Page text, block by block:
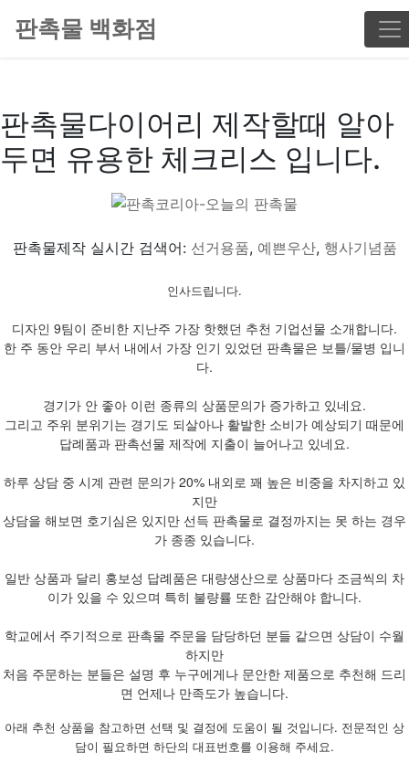
판촉물 백화점
판촉물다이어리 제작할때 알아
두면 유용한 체크리스 입니다.
판촉물제작 실시간 검색어: 선거용품, 예쁜우산, 행사기념품
인사드립니다.
디자인 9팀이 준비한 지난주 가장 핫했던 추천 기업선물 소개합니다.
한 주 동안 우리 부서 내에서 가장 인기 있었던 판촉물은 보틀/물병 입니
다.
경기가 안 좋아 이런 종류의 상품문의가 증가하고 있네요.
그리고 주위 분위기는 경기도 되살아나 활발한 소비가 예상되기 때문에
답례품과 판촉선물 제작에 지출이 늘어나고 있네요.
하루 상담 중 시계 관련 문의가 20% 내외로 꽤 높은 비중을 차지하고 있
지만
상담을 해보면 호기심은 있지만 선득 판촉물로 결정까지는 못 하는 경우
가 종종 있습니다.
일반 상품과 달리 홍보성 답례품은 대량생산으로 상품마다 조금씩의 차
이가 있을 수 있으며 특히 불량률 또한 감안해야 합니다.
학교에서 주기적으로 판촉물 주문을 담당하던 분들 같으면 상담이 수월
하지만
처음 주문하는 분들은 설명 후 누구에게나 문안한 제품으로 추천해 드리
면 언제나 만족도가 높습니다.
아래 추천 상품을 참고하면 선택 및 결정에 도움이 될 것입니다. 전문적인 상
담이 필요하면 하단의 대표번호를 이용해 주세요.